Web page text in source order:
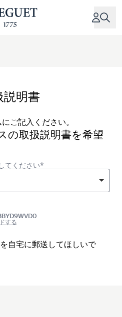
説明書
ご記入ください。
の取扱説明書を希望
てください*
する
自宅に郵送してほしいで